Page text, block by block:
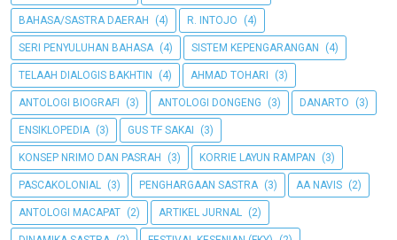
BAHASA/SASTRA DAERAH (4) R. INTOJO (4)
SERI PENYULUHAN BAHASA (4) SISTEM KEPENGARANGAN (4)
TELAAH DIALOGIS BAKHTIN (4) AHMAD TOHARI (3)
ANTOLOGI BIOGRAFI (3) ANTOLOGI DONGENG (3) DANARTO (3)
ENSIKLOPEDIA (3) GUS TF SAKAI (3)
KONSEP NRIMO DAN PASRAH (3) KORRIE LAYUN RAMPAN (3)
PASCAKOLONIAL (3) PENGHARGAAN SASTRA (3) AA NAVIS (2)
ANTOLOGI MACAPAT (2) ARTIKEL JURNAL (2)